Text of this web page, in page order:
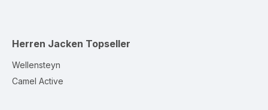
Herren Jacken Topseller
Wellensteyn
Camel Active